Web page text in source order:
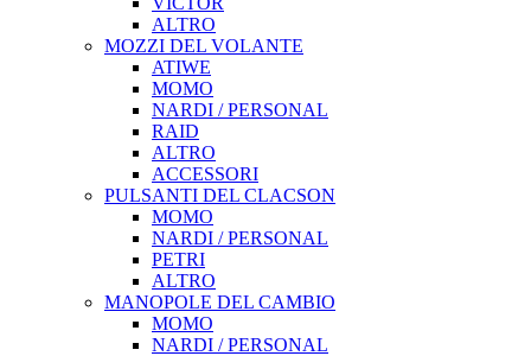
ALTRO
MOZZI DEL VOLANTE
ATIWE
MOMO
NARDI / PERSONAL
RAID
ALTRO
ACCESSORI
PULSANTI DEL CLACSON
MOMO
NARDI / PERSONAL
PETRI
ALTRO
MANOPOLE DEL CAMBIO
MOMO
NARDI / PERSONAL